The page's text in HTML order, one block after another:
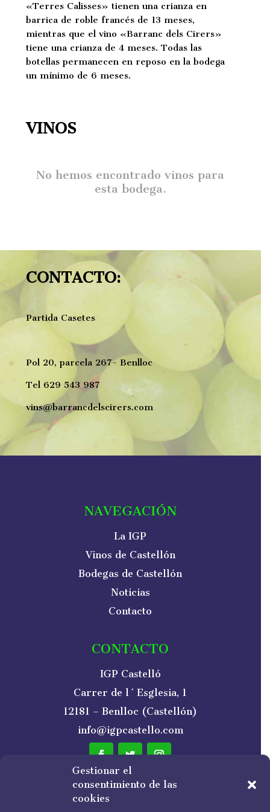
Gestionar el
consentimiento de las
cookies
«Terres Calisses» tienen una crianza en
barrica de roble francés de 13 meses,
mientras que el vino «Barranc dels Cirers»
tiene una crianza de 4 meses. Todas las
botellas permanecen en reposo en la bodega
un mínimo de 6 meses.
VINOS
No hemos encontrado vinos para
esta bodega.
CONTACTO:
Partida Casetes
Pol 20, parcela 267- Benlloc
Tel 629 543 987
vins@barrancdelscirers.com
NAVEGACIÓN
La IGP
Vinos de Castellón
Bodegas de Castellón
Noticias
Contacto
CONTACTO
IGP Castelló
Carrer de l´Esglesia, 1
12181 – Benlloc (Castellón)
info@igpcastello.com
NEWSLETTER